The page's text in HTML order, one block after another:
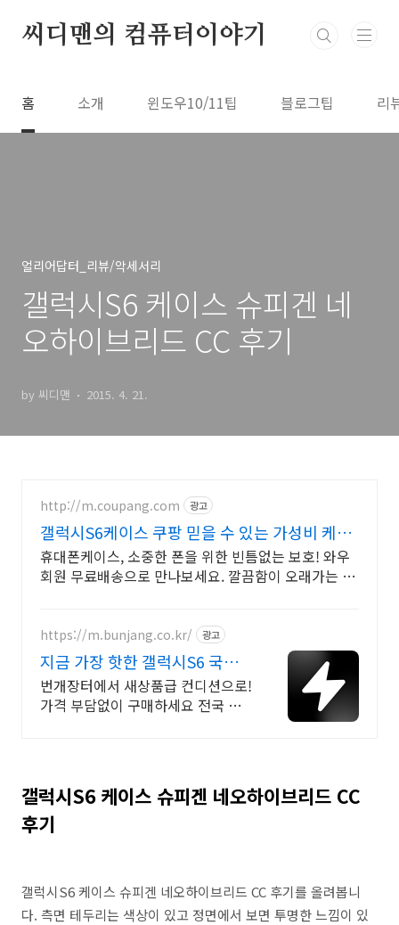
씨디맨의 컴퓨터이야기
홈 소개 윈도우10/11팁 블로그팁 리
얼리어답터_리뷰/악세서리
갤럭시S6 케이스 슈피겐 네
오하이브리드 CC 후기
by 씨디맨 2015. 4. 21.
http://m.coupang.com 광고
갤럭시S6케이스 쿠팡 믿을 수 있는 가성비 케이
스
휴대폰케이스, 소중한 폰을 위한 빈틈없는 보호! 와우
회원 무료배송으로 만나보세요. 깔끔함이 오래가는 휴
https://m.bunjang.co.kr/ 광고
지금 가장 핫한 갤럭시S6 국내
최대 브랜드 중고거래
번개장터에서 새상품급 컨디션으로!
가격 부담없이 구매하세요 전국 각
갤럭시S6 케이스 슈피겐 네오하이브리드 CC
후기
갤럭시S6 케이스 슈피겐 네오하이브리드 CC 후기를 올려봅니
다. 측면 테두리는 색상이 있고 정면에서 보면 투명한 느낌이 있